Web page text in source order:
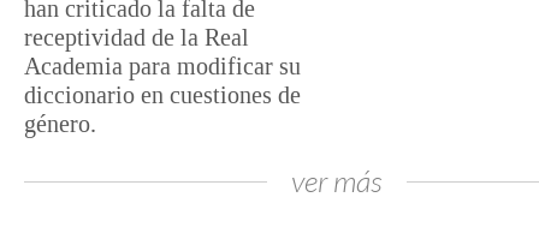
han criticado la falta de
receptividad de la Real
Academia para modificar su
diccionario en cuestiones de
género.
ver más